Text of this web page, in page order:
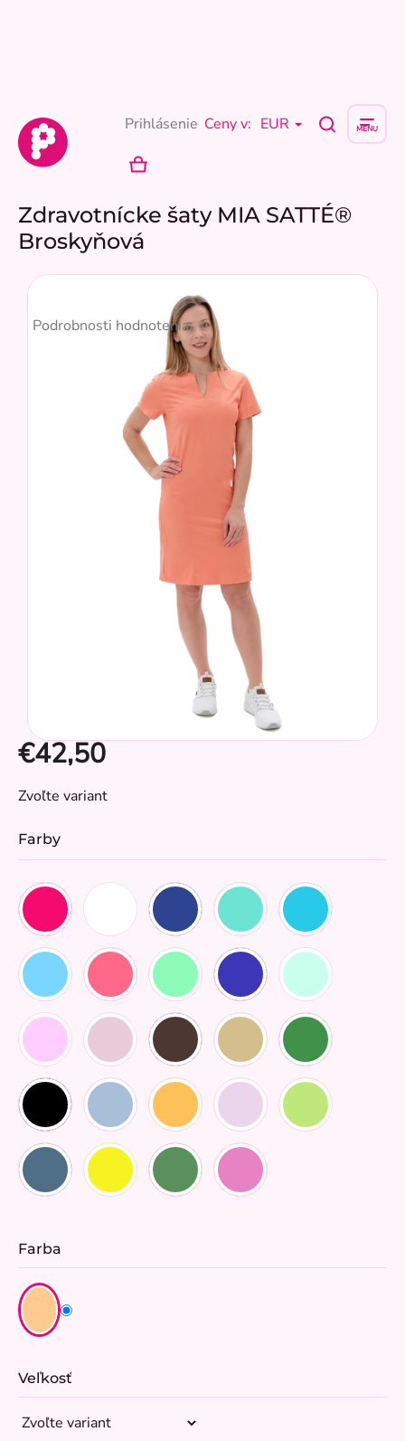
Ceny v: EUR
Prihlásenie
NÁKUPNÝ
Zdravotnícke šaty MIA SATTÉ®
Broskyňová
hodnotenie
Podrobnosti hodnotenia
€42,50
Jednotková
Zvoľte variant
Farby
Farba
Veľkosť